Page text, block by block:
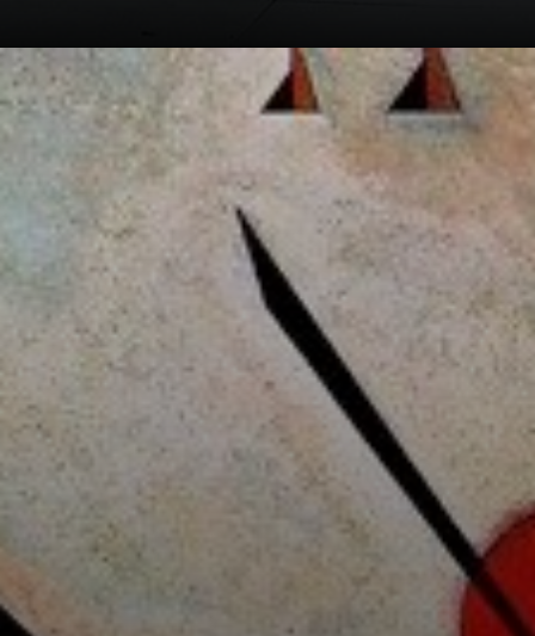
Ancora oggi,
l'arte astratta
rimane un canale
espressivo
cruciale,
consentendo agli
artisti di